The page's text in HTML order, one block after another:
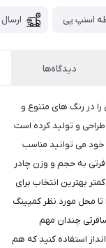
دیدگاه‌ها
در رنگ های متنوع و
طراحی و تولید کرده است
می توانید مناسب
به حجم و وزن چادر
بهترین انتخاب برای
تا محل مورد نظر کمپینگ
چندان مهم
استفاده کنید که هم